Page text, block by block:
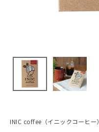
INIC coffee（イニックコーヒー）